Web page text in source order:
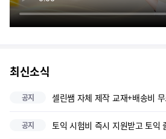
토익 초보도 쉽게 들을 수 있었습니다.
토익기초가 없는 저에게 빛이되준강의!
완벽한 강의는 이거 하나면 충분하다
최신소식
공지
공지 토익 시험비 즉시 지원받고 토익